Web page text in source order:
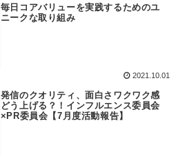
毎日コアバリューを実践するためのユ
ニークな取り組み
2021.10.01
発信のクオリティ、面白さワクワク感
どう上げる？！インフルエンス委員会
×PR委員会【7月度活動報告】